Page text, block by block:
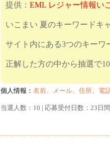
提供： EML レジャー情報い
いこまい 夏のキーワードキ
サイト内にある3つのキーワ
正解した方の中から抽選で
個人情報： 名前、メール、住所、電
当選人数：10 | 応募受付日数：23日